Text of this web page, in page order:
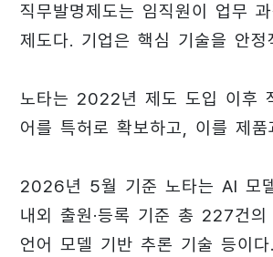
직무발명제도는 임직원이 업무
제도다. 기업은 핵심 기술을 안
노타는 2022년 제도 도입 이후
어를 특허로 확보하고, 이를 제
2026년 5월 기준 노타는 AI 모
내외 출원·등록 기준 총 227건
언어 모델 기반 추론 기술 등이다.